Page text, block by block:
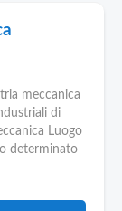
meccanica
di
Luogo
determinato